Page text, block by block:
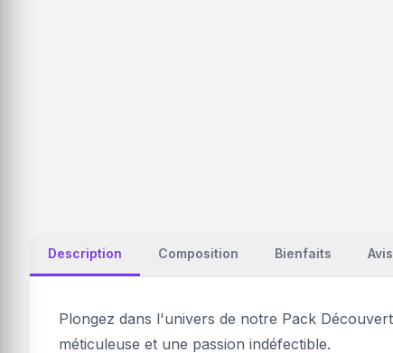
Description Composition Bienfaits
Plongez dans l'univers de notre Pack
méticuleuse et une passion indéfectible.